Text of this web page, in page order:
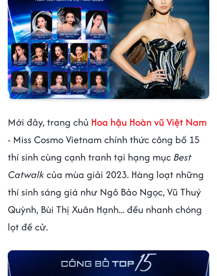
Mới đây, trang chủ Hoa hậu Hoàn vũ Việt Nam
- Miss Cosmo Vietnam chính thức công bố 15
thí sinh cùng cạnh tranh tại hạng mục Best
Catwalk của mùa giải 2023. Hàng loạt những
thí sinh sáng giá như Ngô Bảo Ngọc, Vũ Thuý
Quỳnh, Bùi Thị Xuân Hạnh... đều nhanh chóng
lọt đề cử.